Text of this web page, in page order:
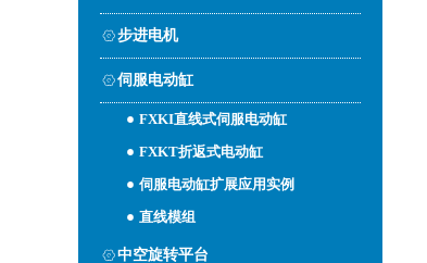
步进电机
伺服电动缸
FXKI直线式伺服电动缸
FXKT折返式电动缸
伺服电动缸扩展应用实例
直线模组
中空旋转平台